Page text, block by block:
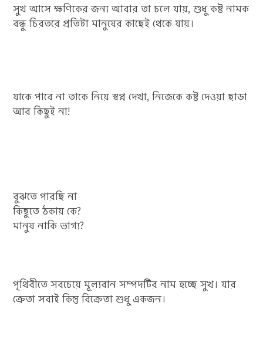
সুখ আসে ক্ষণিকের জন্য আবার তা চলে যায়, শুধু কষ্ট নামক
বন্ধু চিরতরে প্রতিটা মানুষের কাছেই থেকে যায়।
যাকে পাবে না তাকে নিয়ে স্বপ্ন দেখা, নিজেকে কষ্ট দেওয়া ছাড়া
আর কিছুই না!
বুঝতে পারছি না
কিছুতে ঠকায় কে?
মানুষ নাকি ভাগ্য?
পৃথিবীতে সবচেয়ে মূল্যবান সম্পদটির নাম হচ্ছে সুখ। যার
ক্রেতা সবাই কিন্তু বিক্রেতা শুধু একজন।